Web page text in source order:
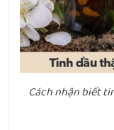
Cách nhận biết